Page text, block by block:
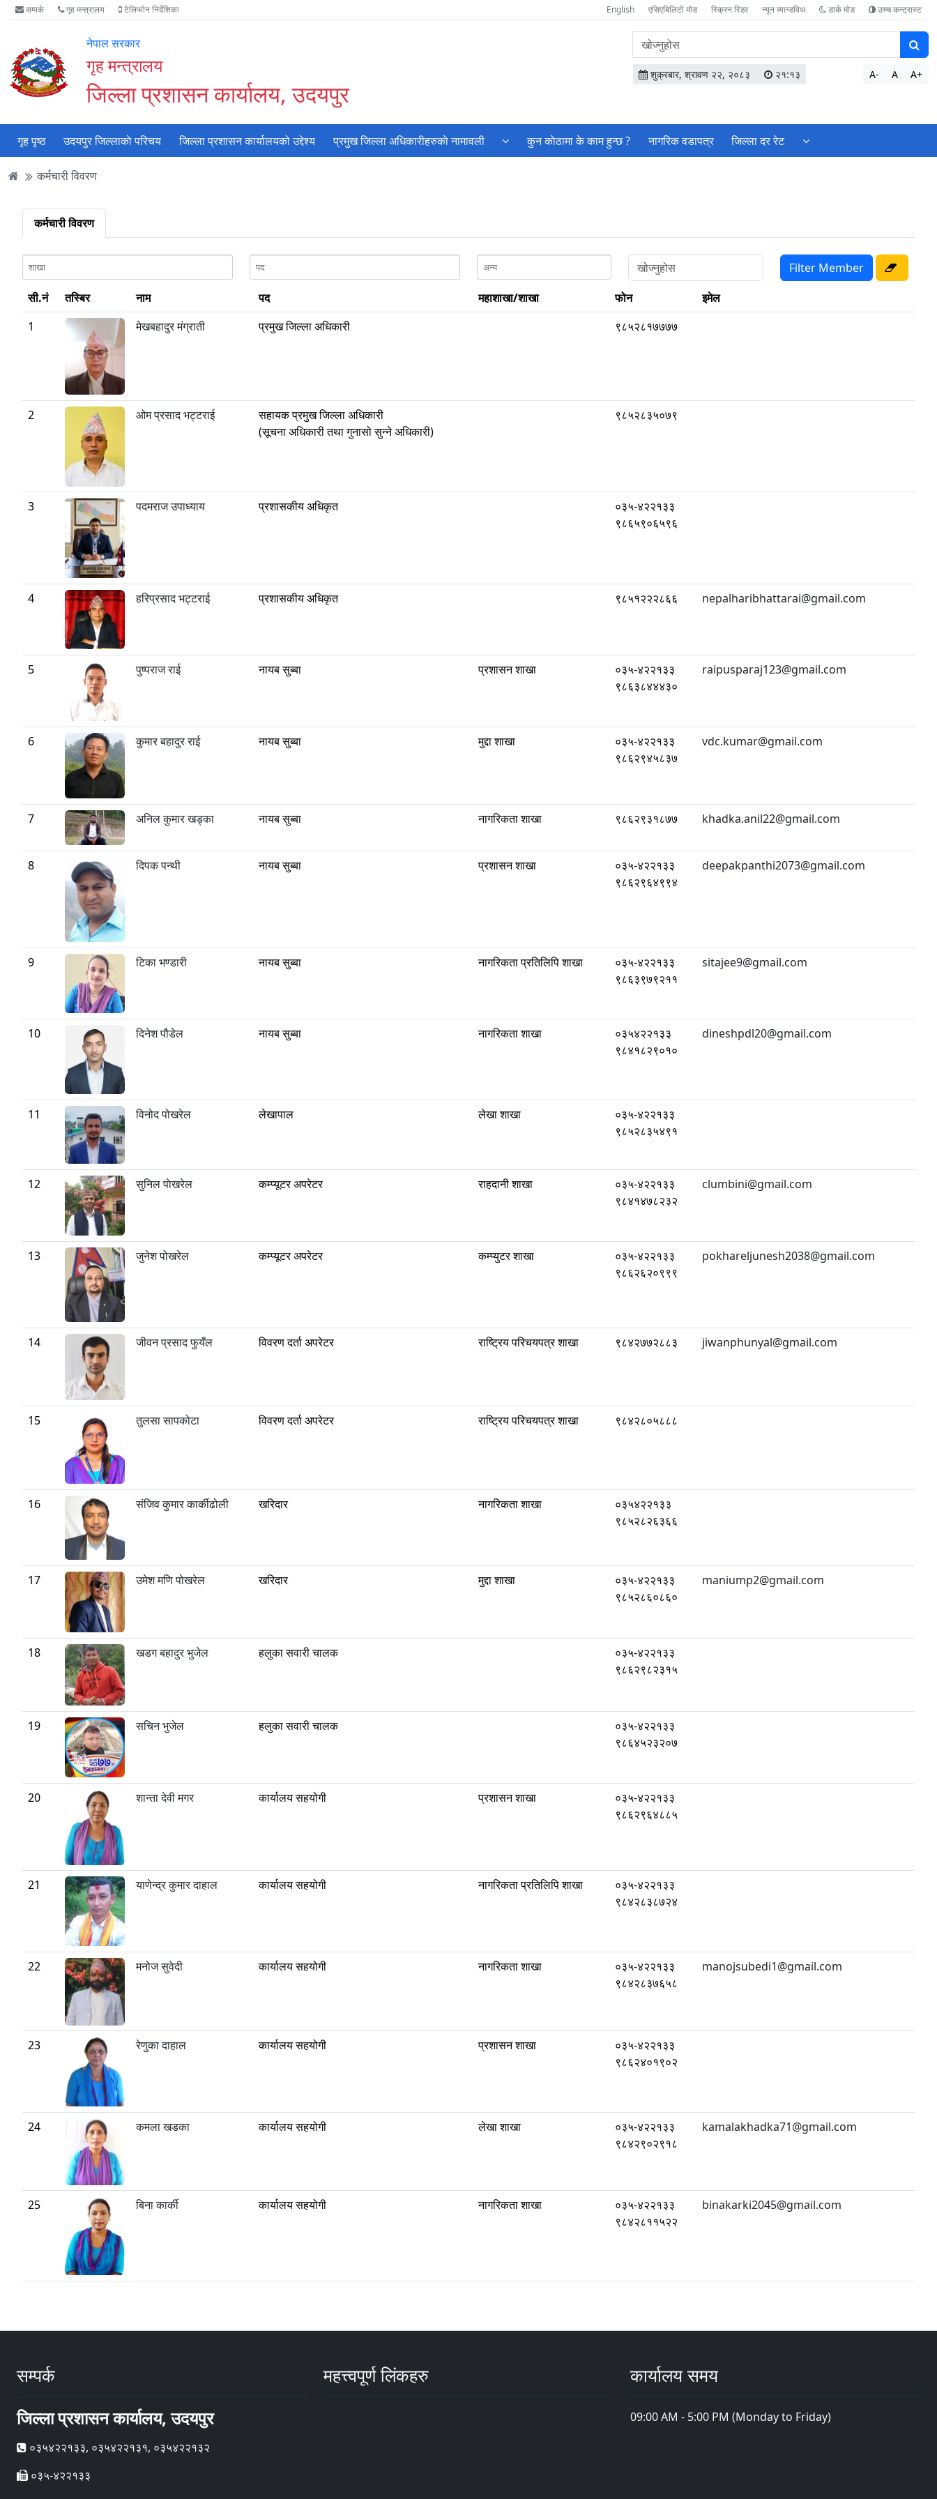
Accessibility
Mode
गर्नुहोस्
मुख्य
सामाग्री
मुख्य
नेभिगेसन
वेबसाइट
खोजमा
सम्पर्क गृह मन्त्रालय टेलिफोन निर्देशिका English एसिएबिलिटी मोड स्क्रिन रिडर न्यून व्यान्डविथ डार्क मोड उच्च कन्ट्रास्ट
नेपाल सरकार
गृह मन्त्रालय
जिल्ला प्रशासन कार्यालय, उदयपुर
वेबसाइटमा
सामग्री
खोज्नुहोस
शुक्रबार, श्रावण २२, २०८३ २१:१३ A- A A+
गृह पृष्ठ उदयपुर जिल्लाकाे परिचय जिल्ला प्रशासन कार्यालयको उद्देश्य प्रमुख जिल्ला अधिकारीहरुकाे नामावली कुन काेठामा के काम हुन्छ ? नागरिक वडापत्र जिल्ला दर रेट
कर्मचारी विवरण
कर्मचारी विवरण
सी.नं तस्बिर नाम पद महाशाखा/शाखा फोन
इमेल
1
मेखबहादुर मंग्राती प्रमुख जिल्ला अधिकारी ९८५२८१७७७७
2 ओम प्रसाद भट्टराई
सहायक प्रमुख जिल्ला अधिकारी
(सूचना अधिकारी तथा गुनासो सुन्ने अधिकारी)
९८५२८३५०७९
3 पदमराज उपाध्याय प्रशासकीय अधिकृत
०३५-४२२१३३
९८६५९०६५९६
4 हरिप्रसाद भट्टराई प्रशासकीय अधिकृत ९८५१२२२८६६ nepalharibhattarai@gmail.com
5 पुष्पराज राई नायब सुब्बा प्रशासन शाखा
०३५-४२२१३३
९८६३८४४४३०
raipusparaj123@gmail.com
6 कुमार बहादुर राई नायब सुब्बा मुद्दा शाखा
०३५-४२२१३३
९८६२९४५८३७
vdc.kumar@gmail.com
7 अनिल कुमार खड्का नायब सुब्बा नागरिकता शाखा ९८६२९३१८७७ khadka.anil22@gmail.com
8 दिपक पन्थी नायब सुब्बा प्रशासन शाखा
०३५-४२२१३३
९८६२९६४९९४
deepakpanthi2073@gmail.com
9 टिका भण्डारी नायब सुब्बा नागरिकता प्रतिलिपि शाखा
०३५-४२२१३३
९८६३९७९२११
sitajee9@gmail.com
10 दिनेश पौडेल नायब सुब्बा नागरिकता शाखा
०३५४२२१३३
९८४१८२९०१०
dineshpdl20@gmail.com
11 विनोद पोखरेल लेखापाल लेखा शाखा
०३५-४२२१३३
९८५२८३५४९१
12 सुनिल पाेखरेल कम्प्यूटर अपरेटर राहदानी शाखा
०३५-४२२१३३
९८४१४७८२३२
clumbini@gmail.com
13 जुनेश पोखरेल कम्प्यूटर अपरेटर कम्प्युटर शाखा
०३५-४२२१३३
९८६२६२०९९९
pokhareljunesh2038@gmail.com
14 जीवन प्रसाद फुयँल विवरण दर्ता अपरेटर राष्ट्रिय परिचयपत्र शाखा ९८४२७७२८८३ jiwanphunyal@gmail.com
15 तुलसा सापकोटा विवरण दर्ता अपरेटर राष्ट्रिय परिचयपत्र शाखा ९८४२८०५८८८
16 संजिव कुमार कार्कीढोली खरिदार नागरिकता शाखा
०३५४२२१३३
९८५२८२६३६६
17 उमेश मणि पोखरेल खरिदार मुद्दा शाखा
०३५-४२२१३३
९८५२८६०८६०
maniump2@gmail.com
18 खडग बहादुर भुजेल हलुका सवारी चालक
०३५-४२२१३३
९८६२९८२३१५
19 सचिन भुजेल हलुका सवारी चालक
०३५-४२२१३३
९८६४५२३२०७
20 शान्ता देवी मगर कार्यालय सहयोगी प्रशासन शाखा
०३५-४२२१३३
९८६२९६४८८५
21 याणेन्द्र कुमार दाहाल कार्यालय सहयोगी नागरिकता प्रतिलिपि शाखा
०३५-४२२१३३
९८४२८३८७२४
22 मनोज सुवेदी कार्यालय सहयोगी नागरिकता शाखा
०३५-४२२१३३
९८४२८३७६५८
manojsubedi1@gmail.com
23 रेणुका दाहाल कार्यालय सहयोगी प्रशासन शाखा
०३५-४२२१३३
९८६२४०१९०२
24 कमला खडका कार्यालय सहयोगी लेखा शाखा
०३५-४२२१३३
९८४२९०२९१८
kamalakhadka71@gmail.com
25 बिना कार्की कार्यालय सहयोगी नागरिकता शाखा
०३५-४२२१३३
९८४२८११५२२
binakarki2045@gmail.com
सम्पर्क
जिल्ला प्रशासन कार्यालय, उदयपुर
०३५४२२१३३, ०३५४२२१३१, ०३५४२२१३२
०३५-४२२१३३
महत्त्वपूर्ण लिंकहरु कार्यालय समय
09:00 AM - 5:00 PM (Monday to Friday)